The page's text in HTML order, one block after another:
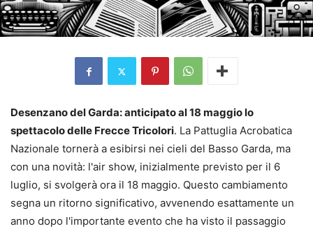
Desenzano del Garda: anticipato al 18 maggio lo
spettacolo delle Frecce Tricolori. La Pattuglia Acrobatica
Nazionale tornerà a esibirsi nei cieli del Basso Garda, ma
con una novità: l'air show, inizialmente previsto per il 6
luglio, si svolgerà ora il 18 maggio. Questo cambiamento
segna un ritorno significativo, avvenendo esattamente un
anno dopo l'importante evento che ha visto il passaggio